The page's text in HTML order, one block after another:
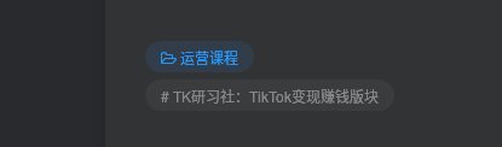
运营课程
# TK研习社：TikTok变现赚钱版块